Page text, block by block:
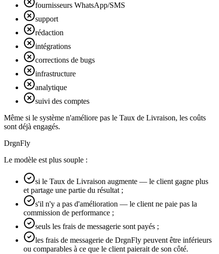
fournisseurs WhatsApp/SMS
support
rédaction
intégrations
corrections de bugs
infrastructure
analytique
suivi des comptes
Même si le système n'améliore pas le Taux de Livraison, les coûts
sont déjà engagés.
DrgnFly
Le modèle est plus souple :
si le Taux de Livraison augmente — le client gagne plus
et partage une partie du résultat ;
s'il n'y a pas d'amélioration — le client ne paie pas la
commission de performance ;
seuls les frais de messagerie sont payés ;
les frais de messagerie de DrgnFly peuvent être inférieurs
ou comparables à ce que le client paierait de son côté.